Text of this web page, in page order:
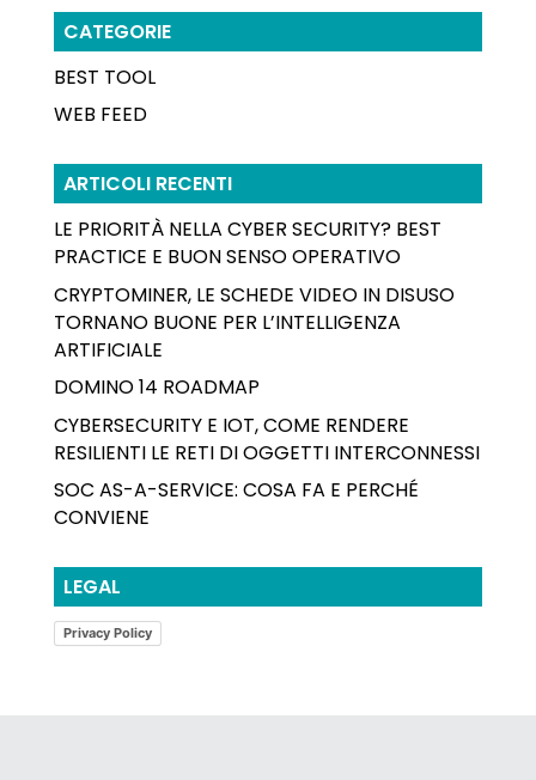
CATEGORIE
BEST TOOL
WEB FEED
ARTICOLI RECENTI
LE PRIORITÀ NELLA CYBER SECURITY? BEST
PRACTICE E BUON SENSO OPERATIVO
CRYPTOMINER, LE SCHEDE VIDEO IN DISUSO
TORNANO BUONE PER L’INTELLIGENZA
ARTIFICIALE
DOMINO 14 ROADMAP
CYBERSECURITY E IOT, COME RENDERE
RESILIENTI LE RETI DI OGGETTI INTERCONNESSI
SOC AS-A-SERVICE: COSA FA E PERCHÉ
CONVIENE
LEGAL
Privacy Policy